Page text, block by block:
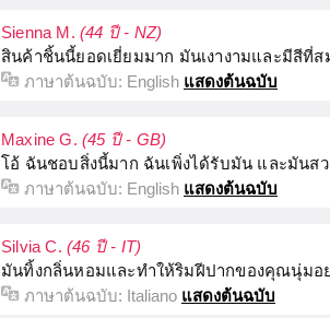
Sienna M. (44 ปี - NZ)
สินค้าชิ้นนี้ยอดเยี่ยมมาก มันเงางามและมีสีที่
ภาษาต้นฉบับ: English แสดงต้นฉบับ
Maxine G. (45 ปี - GB)
โอ้ ฉันชอบสิ่งนี้มาก ฉันเพิ่งได้รับมัน และมันส
ภาษาต้นฉบับ: English แสดงต้นฉบับ
Silvia C. (46 ปี - IT)
มันทิ้งกลิ่นหอมและทำให้ริมฝีปากของคุณนุ่มอ
ภาษาต้นฉบับ: Italiano แสดงต้นฉบับ